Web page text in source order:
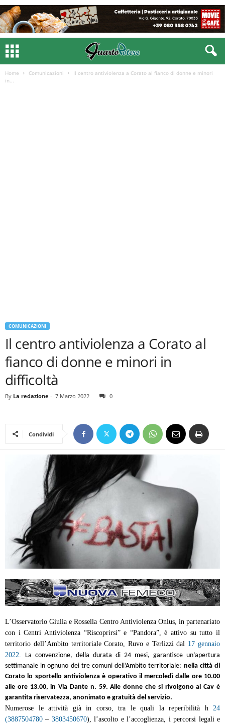
Home Comunicazioni
Il centro antiviolenza a Corato al fianco di donne e minori
in...
COMUNICAZIONI
Il centro antiviolenza a Corato al
fianco di donne e minori in
difficoltà
By La redazione - 7 Marzo 2022 0
Condividi
L’Osservatorio Giulia e Rossella Centro Antiviolenza Onlus, in partenariato
con i Centri Antiviolenza “Riscoprirsi” e “Pandora”, è attivo su tutto il
territorio dell’Ambito territoriale Corato, Ruvo e Terlizzi dal 17 gennaio
2022. La convenzione, della durata di 24 mesi, garantisce un’apertura
settimanale in ognuno dei tre comuni dell’Ambito territoriale: nella città di
Corato lo sportello antiviolenza è operativo il mercoledì dalle ore 10.00
alle ore 13.00, in Via Dante n. 59. Alle donne che si rivolgono al Cav è
garantita riservatezza, anonimato e gratuità del servizio.
Numerose le attività già in corso, tra le quali la reperibilità h 24
(3887504780 – 3803450670), l’ascolto e l’accoglienza, i percorsi legali e